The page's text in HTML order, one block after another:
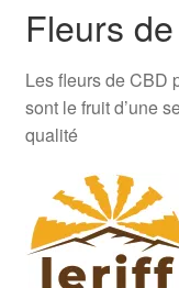
Fleurs
Les fleurs de CBD
sont le fruit d’une
qualité